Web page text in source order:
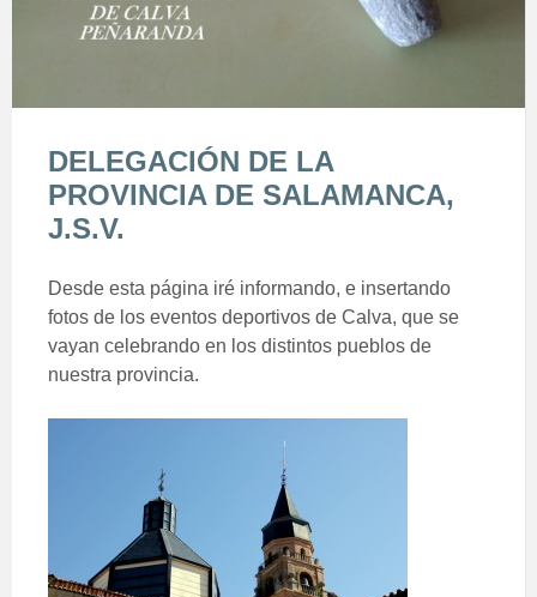
DELEGACIÓN DE LA
PROVINCIA DE SALAMANCA,
J.S.V.
Desde esta página iré informando, e insertando
fotos de los eventos deportivos de Calva, que se
vayan celebrando en los distintos pueblos de
nuestra provincia.